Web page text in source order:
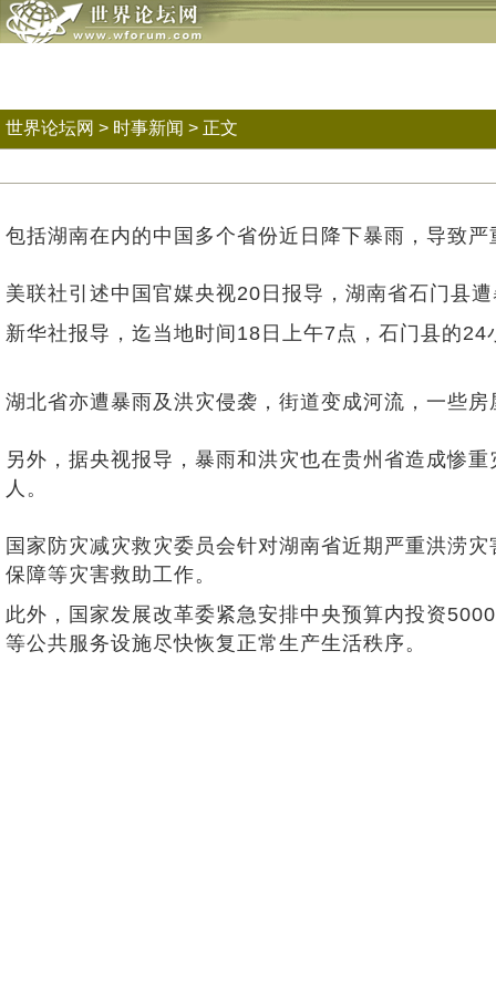
世界论坛网 > 时事新闻 > 正文
包括湖南在内的中国多个省份近日降下暴雨，导致
美联社引述中国官媒央视20日报导，湖南省石门县
新华社报导，迄当地时间18日上午7点，石门县的
湖北省亦遭暴雨及洪灾侵袭，街道变成河流，一些
另外，据央视报导，暴雨和洪灾也在贵州省造成惨
人。
国家防灾减灾救灾委员会针对湖南省近期严重洪涝
保障等灾害救助工作。
此外，国家发展改革委紧急安排中央预算内投资
等公共服务设施尽快恢复正常生产生活秩序。